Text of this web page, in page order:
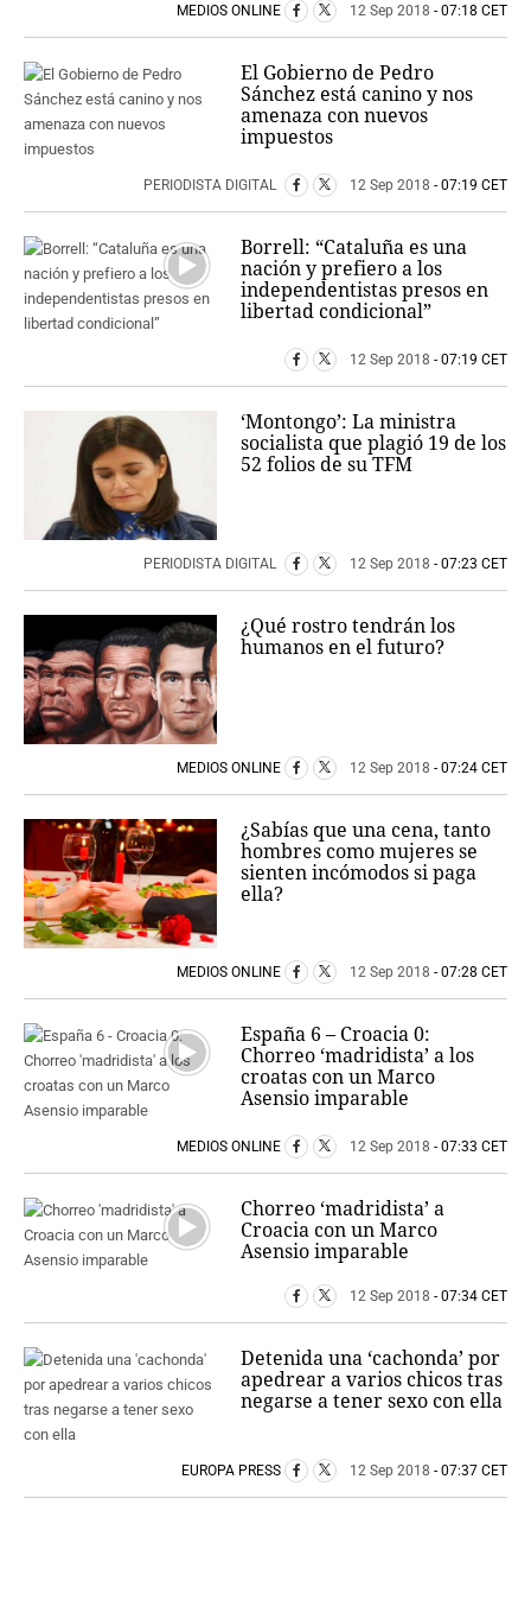
MEDIOS ONLINE 12 Sep 2018 - 07:18 CET
El Gobierno de Pedro
Sánchez está canino y nos
amenaza con nuevos
impuestos
PERIODISTA DIGITAL 12 Sep 2018 - 07:19 CET
Borrell: “Cataluña es una
nación y prefiero a los
independentistas presos en
libertad condicional”
12 Sep 2018 - 07:19 CET
‘Montongo’: La ministra
socialista que plagió 19 de los
52 folios de su TFM
PERIODISTA DIGITAL 12 Sep 2018 - 07:23 CET
¿Qué rostro tendrán los
humanos en el futuro?
MEDIOS ONLINE 12 Sep 2018 - 07:24 CET
¿Sabías que una cena, tanto
hombres como mujeres se
sienten incómodos si paga
ella?
MEDIOS ONLINE 12 Sep 2018 - 07:28 CET
España 6 – Croacia 0:
Chorreo ‘madridista’ a los
croatas con un Marco
Asensio imparable
MEDIOS ONLINE 12 Sep 2018 - 07:33 CET
Chorreo ‘madridista’ a
Croacia con un Marco
Asensio imparable
12 Sep 2018 - 07:34 CET
Detenida una ‘cachonda’ por
apedrear a varios chicos tras
negarse a tener sexo con ella
EUROPA PRESS 12 Sep 2018 - 07:37 CET